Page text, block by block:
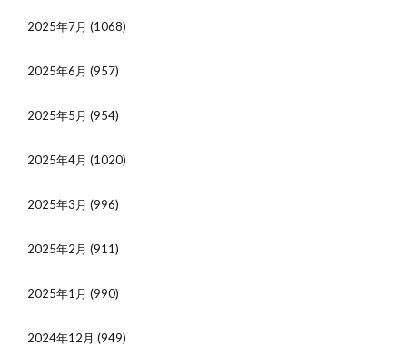
2025年7月 (1068)
2025年6月 (957)
2025年5月 (954)
2025年4月 (1020)
2025年3月 (996)
2025年2月 (911)
2025年1月 (990)
2024年12月 (949)